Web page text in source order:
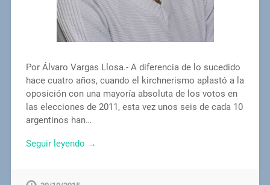
Por Álvaro Vargas Llosa.- A diferencia de lo sucedido
hace cuatro años, cuando el kirchnerismo aplastó a la
oposición con una mayoría absoluta de los votos en
las elecciones de 2011, esta vez unos seis de cada 10
argentinos han…
Seguir leyendo →